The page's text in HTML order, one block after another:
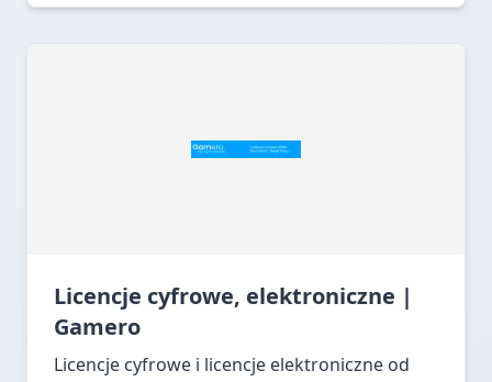
Licencje cyfrowe, elektroniczne |
Gamero
Licencje cyfrowe i licencje elektroniczne od